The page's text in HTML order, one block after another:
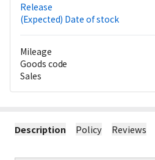
Release
(Expected) Date of stock
Mileage
Goods code
Sales
Description Policy Reviews